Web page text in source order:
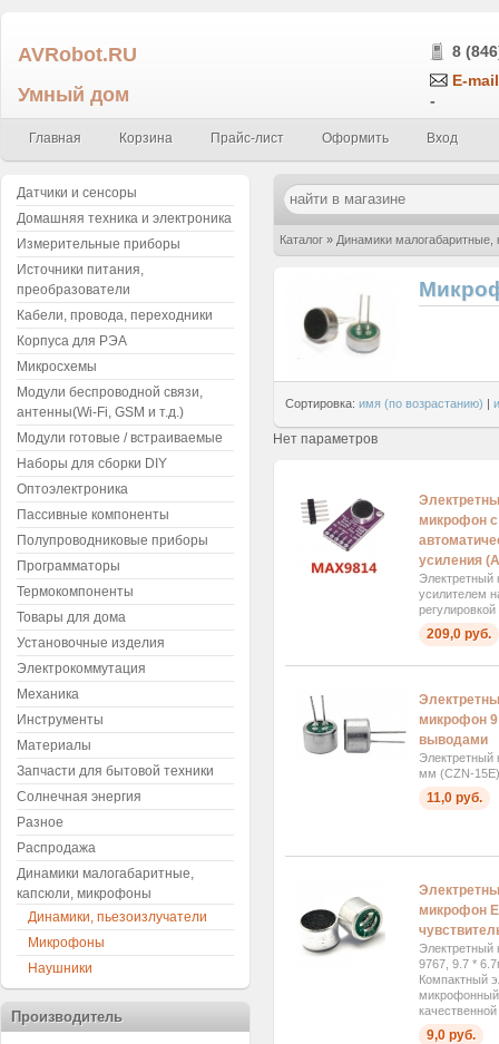
AVRobot.RU
Умный дом
8
E-
-
Главная Корзина Прайс-лист Оформить Вход
Каталог » Динамики
Сортировка: имя (по возрастанию) |
Нет параметров
микрофон
усиления
Электретный
усилителем
209,0 руб.
микрофон 9
выводами
Электретный
мм (CZN-
11,0 руб.
микрофон
Электретный
9767, 9.7 *
Компактный
9,0 руб.
Датчики и сенсоры
Домашняя техника и электроника
Измерительные приборы
Источники питания,
преобразователи
Кабели, провода, переходники
Корпуса для РЭА
Микросхемы
Модули беспроводной связи,
антенны(Wi-Fi, GSM и т.д.)
Модули готовые / встраиваемые
Наборы для сборки DIY
Оптоэлектроника
Пассивные компоненты
Полупроводниковые приборы
Программаторы
Термокомпоненты
Товары для дома
Установочные изделия
Электрокоммутация
Механика
Инструменты
Материалы
Запчасти для бытовой техники
Солнечная энергия
Разное
Распродажа
Динамики малогабаритные,
капсюли, микрофоны
Динамики, пьезоизлучатели
Микрофоны
Наушники
Производитель